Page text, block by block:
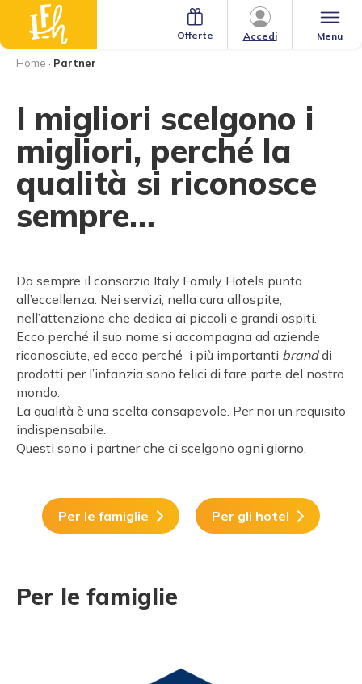
Menu
Accedi
Offerte
Home · Partner
I migliori scelgono i
migliori, perché la
qualità si riconosce
sempre…
Da sempre il consorzio Italy Family Hotels punta
all’eccellenza. Nei servizi, nella cura all’ospite,
nell’attenzione che dedica ai piccoli e grandi ospiti.
Ecco perché il suo nome si accompagna ad aziende
riconosciute, ed ecco perché i più importanti branddi
prodotti per l’infanzia sono felici di fare parte del nostro
mondo.
La qualità è una scelta consapevole. Per noi un requisito
indispensabile.
Questi sono i partner che ci scelgono ogni giorno.
Per le famiglie Per gli hotel
Per le famiglie